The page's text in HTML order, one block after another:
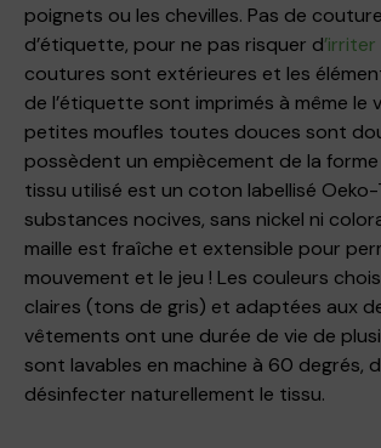
poignets ou les chevilles. Pas de
d’étiquette, pour ne pas risquer d
coutures sont extérieures et les
de l’étiquette sont imprimés à même le
petites moufles toutes douces sont
possèdent un empiècement de la
tissu utilisé est un coton labellisé Oeko-
substances nocives, sans nickel ni
maille est fraîche et extensible pour
mouvement et le jeu ! Les couleurs
claires (tons de gris) et adaptées aux
vêtements ont une durée de vie de
sont lavables en machine à 60 degrés,
désinfecter naturellement le tissu.